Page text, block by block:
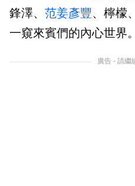
鋒澤、 范姜彥豐、檸檬
一窺來賓們的內心世界。
廣告 - 請繼